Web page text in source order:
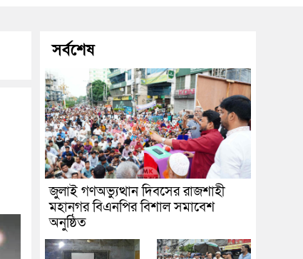
সর্বশেষ
জুলাই গণঅভ্যুত্থান দিবসের রাজশাহী
মহানগর বিএনপির বিশাল সমাবেশ
অনুষ্ঠিত